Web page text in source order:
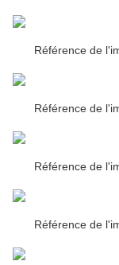
Référence de
Référence de
Référence de
Référence de